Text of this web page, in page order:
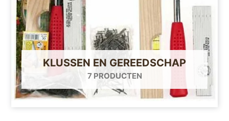
KLUSSEN EN GEREEDSCHAP
7 PRODUCTEN